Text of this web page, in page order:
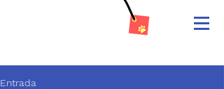
Entrada